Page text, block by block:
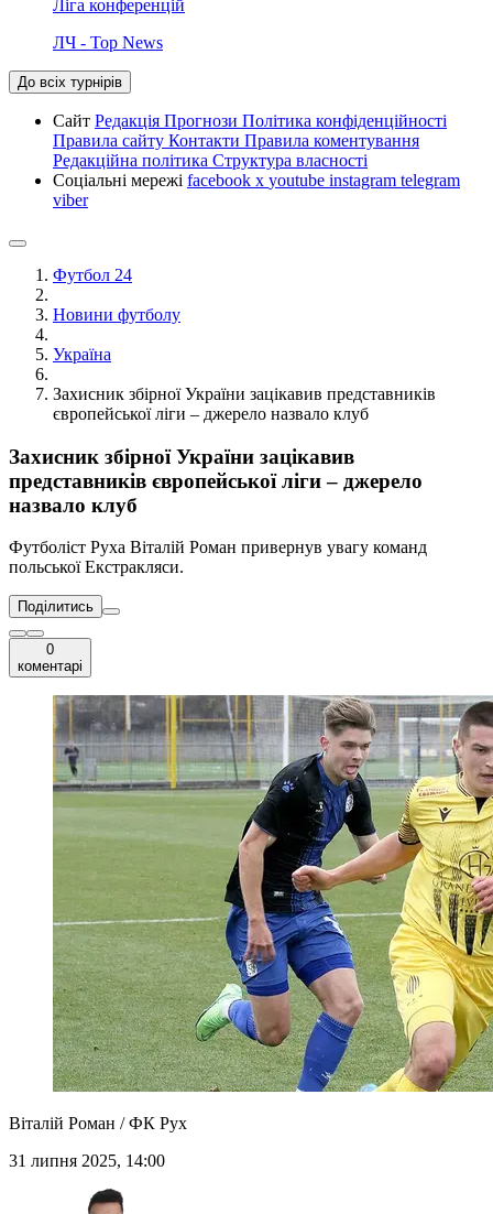
Ліга конференцій
ЛЧ - Top News
До всіх турнірів
Сайт Редакція Прогнози Політика конфіденційності
Правила сайту Контакти Правила коментування
Редакційна політика Структура власності
Соціальні мережі facebook x youtube instagram telegram
viber
Футбол 24
Новини футболу
Україна
Захисник збірної України зацікавив представників
європейської ліги – джерело назвало клуб
Захисник збірної України зацікавив
представників європейської ліги – джерело
назвало клуб
Футболіст Руха Віталій Роман привернув увагу команд
польської Екстракляси.
Поділитись
0
коментарі
Віталій Роман / ФК Рух
31 липня 2025, 14:00